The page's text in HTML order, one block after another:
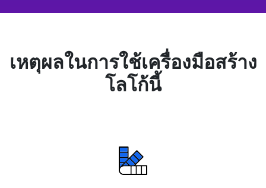
เหตุผลในการใช้เครื่องมือสร้าง
โลโก้นี้